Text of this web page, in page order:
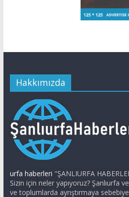
Hakkımızda
urfa haberleri "ŞANLIURFA
Sizin için neler yapıyoruz? Şanlıurfa
ve toplumlarda ayrıştırmaya